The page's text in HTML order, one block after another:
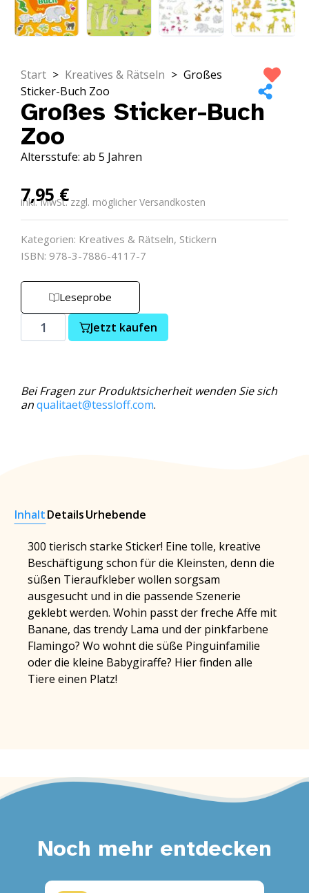
Start > Kreatives & Rätseln > Großes
Sticker-Buch Zoo
Großes Sticker-Buch
Zoo
Altersstufe: ab 5 Jahren
7,95€
inkl. MwSt. zzgl. möglicher Versandkosten
Kategorien: Kreatives & Rätseln, Stickern
ISBN: 978-3-7886-4117-7
Leseprobe
Jetzt kaufen
Bei Fragen zur Produktsicherheit wenden Sie sich
anqualitaet@tessloff.com.
InhaltDetailsUrhebende
300 tierisch starke Sticker! Eine tolle, kreative
Beschäftigung schon für die Kleinsten, denn die
süßen Tieraufkleber wollen sorgsam
ausgesucht und in die passende Szenerie
geklebt werden. Wohin passt der freche Affe mit
Banane, das trendy Lama und der pinkfarbene
Flamingo? Wo wohnt die süße Pinguinfamilie
oder die kleine Babygiraffe? Hier finden alle
Tiere einen Platz!
Noch mehr entdecken